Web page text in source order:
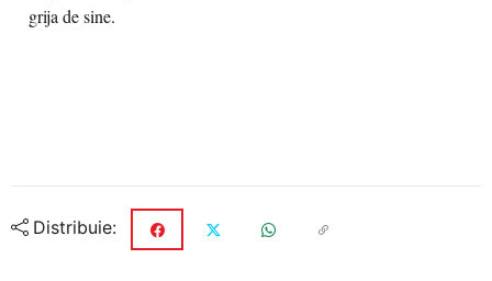
grija de sine.
Distribuie: